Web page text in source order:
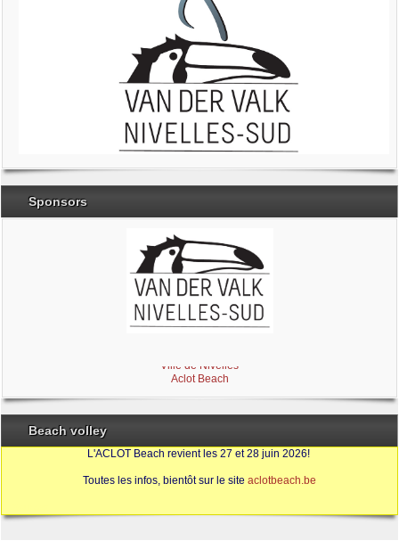
Sponsors
Aclot Beach
Beach volley
L'ACLOT Beach revient les 27 et 28 juin 2026!
Toutes les infos, bientôt sur le site aclotbeach.be